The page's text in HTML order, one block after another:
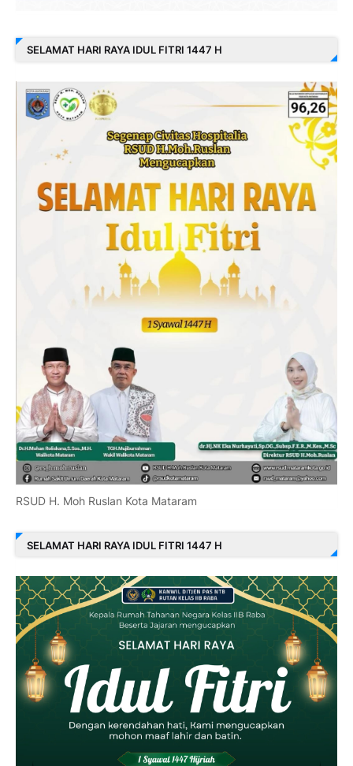
SELAMAT HARI RAYA IDUL FITRI 1447 H
RSUD H. Moh Ruslan Kota Mataram
SELAMAT HARI RAYA IDUL FITRI 1447 H